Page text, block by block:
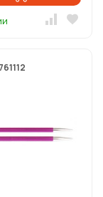
761112